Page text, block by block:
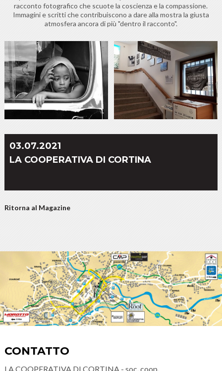
racconto fotografico che scuote la coscienza e la compassione.
Immagini e scritti che contribuiscono a dare alla mostra la giusta
atmosfera ancora di più "dentro il racconto".
03.07.2021
LA COOPERATIVA DI CORTINA
Ritorna al Magazine
CONTATTO
LA COOPERATIVA DI CORTINA - soc. coop.